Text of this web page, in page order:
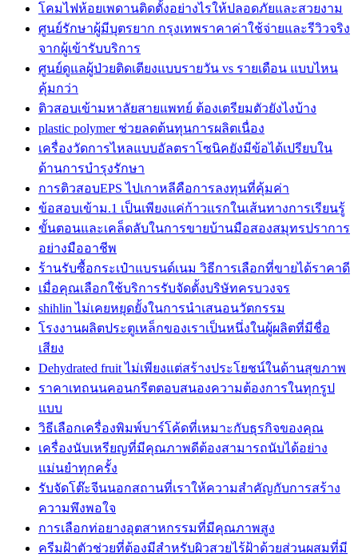
โคมไฟห้อยเพดานติดตั้งอย่างไรให้ปลอดภัยและสวยงาม
ศูนย์รักษาผู้มีบุตรยาก กรุงเทพราคาค่าใช้จ่ายและรีวิวจริง
จากผู้เข้ารับบริการ
ศูนย์ดูแลผู้ป่วยติดเตียงแบบรายวัน vs รายเดือน แบบไหน
คุ้มกว่า
ติวสอบเข้ามหาลัยสายแพทย์ ต้องเตรียมตัวยังไงบ้าง
plastic polymer ช่วยลดต้นทุนการผลิตเนื่อง
เครื่องวัดการไหลแบบอัลตราโซนิคยังมีข้อได้เปรียบใน
ด้านการบำรุงรักษา
การติวสอบEPS ไปเกาหลีคือการลงทุนที่คุ้มค่า
ข้อสอบเข้าม.1 เป็นเพียงแค่ก้าวแรกในเส้นทางการเรียนรู้
ขั้นตอนและเคล็ดลับในการขายบ้านมือสองสมุทรปราการ
อย่างมืออาชีพ
ร้านรับซื้อกระเป๋าแบรนด์เนม วิธีการเลือกที่ขายได้ราคาดี
เมื่อคุณเลือกใช้บริการรับจัดตั้งบริษัทครบวงจร
shihlin ไม่เคยหยุดยั้งในการนำเสนอนวัตกรรม
โรงงานผลิตประตูเหล็กของเราเป็นหนึ่งในผู้ผลิตที่มีชื่อ
เสียง
Dehydrated fruit ไม่เพียงแต่สร้างประโยชน์ในด้านสุขภาพ
ราคาเทถนนคอนกรีตตอบสนองความต้องการในทุกรูป
แบบ
วิธีเลือกเครื่องพิมพ์บาร์โค้ดที่เหมาะกับธุรกิจของคุณ
เครื่องนับเหรียญที่มีคุณภาพดีต้องสามารถนับได้อย่าง
แม่นยำทุกครั้ง
รับจัดโต๊ะจีนนอกสถานที่เราให้ความสำคัญกับการสร้าง
ความพึงพอใจ
การเลือกท่อยางอุตสาหกรรมที่มีคุณภาพสูง
ครีมฝ้าตัวช่วยที่ต้องมีสำหรับผิวสวยไร้ฝ้าด้วยส่วนผสมที่มี